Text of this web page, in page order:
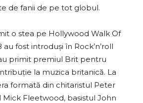
de fanii de pe tot globul.
o stea pe Hollywood Walk Of
au fost introduși în Rock’n’roll
primit premiul Brit pentru
la muzica britanică. La
formată din chitaristul Peter
Mick Fleetwood, basistul John